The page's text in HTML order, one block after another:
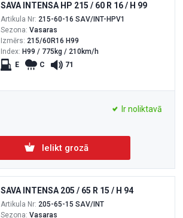
SAVA INTENSA HP 215 / 60 R 16 / H 99
Artikula Nr: 215-60-16 SAV/INT-HPV1
Sezona: Vasaras
Izmērs: 215/60R16 H99
Index: H99 / 775kg / 210km/h
E
C 71
Ir noliktavā
Ielikt grozā
SAVA INTENSA 205 / 65 R 15 / H 94
Artikula Nr: 205-65-15 SAV/INT
Sezona: Vasaras